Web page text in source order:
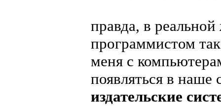
правда, в
программистом
меня с
появляться в наше
издательские